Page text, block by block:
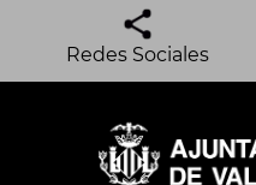
Redes Sociales